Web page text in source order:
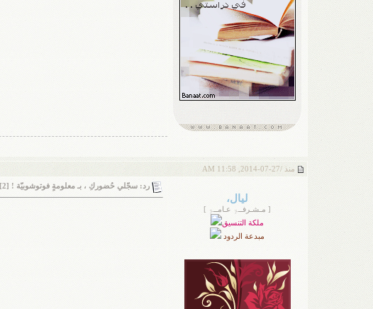
منذ /27-07-2014, 11:58 AM
ليال،
[ مـشـرفــۃِ عـامــۃِ ]
ملكة التنسيق
مبدعة الردود
رد: سجّلي حُضوركِ ، بـ معلومةٍ فوتوشوبيّة ! [2]